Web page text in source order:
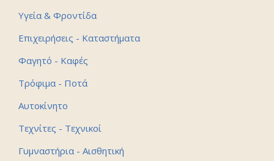
Υγεία & Φροντίδα
Επιχειρήσεις - Καταστήματα
Φαγητό - Καφές
Τρόφιμα - Ποτά
Αυτοκίνητο
Τεχνίτες - Τεχνικοί
Γυμναστήρια - Αισθητική